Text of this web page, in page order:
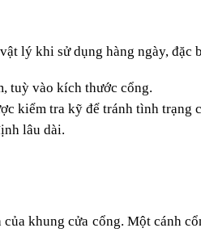
lý khi sử dụng hàng ngày,
tuỳ vào kích thước cổng.
kiểm tra kỹ để tránh tình trạng
lâu dài.
khung cửa cổng. Một cánh